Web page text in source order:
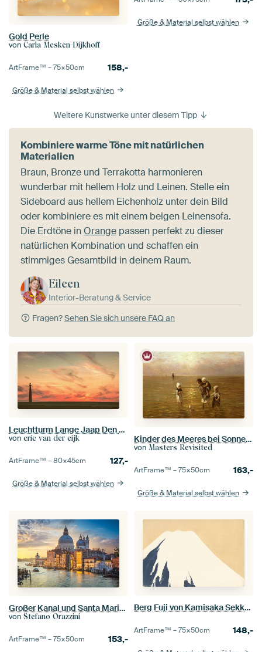
Gold Perle
von Carla Mesken-Dijkhoff
ArtFrame™ –75×50cm 158,-
Größe & Material selbst wählen
Größe & Material selbst wählen
Weitere Kunstwerke unter diesem Tipp
Kombiniere warme Töne mit natürlichen
Materialien
Braun, Bronze und Terrakotta harmonieren
wunderbar mit hellem Holz und Leinen. Stelle ein
Sideboard aus hellem Eichenholz unter dein Bild
oder kombiniere es mit einem beigen Leinensofa.
Die Erdtöne inOrange passen perfekt zu dieser
natürlichen Kombination und schaffen ein
stimmiges Gesamtbild in deinem Raum.
Eileen
Interior-Beratung & Service
Fragen?Sehen Sie sich unsere FAQ an
Leuchtturm Lange Jaap Den Helder
von eric van der eijk
ArtFrame™ –80×45cm 127,-
Größe & Material selbst wählen
Kinder des Meeres bei Sonnenuntergang, Jozef Israels & Hendrik Willem Mesdag
von Masters Revisited
ArtFrame™ –75×50cm 163,-
Größe & Material selbst wählen
Großer Kanal und Santa Maria della Salute. Venedig
von Stefano Orazzini
ArtFrame™ –75×50cm 153,-
Berg Fuji von Kamisaka Sekka, 1909
ArtFrame™ –75×50cm 148,-